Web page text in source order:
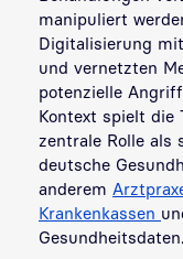
manipuliert
Digitalisierung mit
und vernetzten
potenzielle
Kontext spielt die
zentrale Rolle als
deutsche
anderem
Krankenkassen